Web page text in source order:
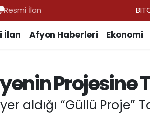
Resmi İlan
İlan Afyon Haberleri Ekonomi
Projesine
aldığı “Güllü Proje”